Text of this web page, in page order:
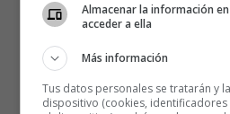
Almacenar la información
acceder a ella
Más información
Tus datos personales se tratarán y
dispositivo (cookies,